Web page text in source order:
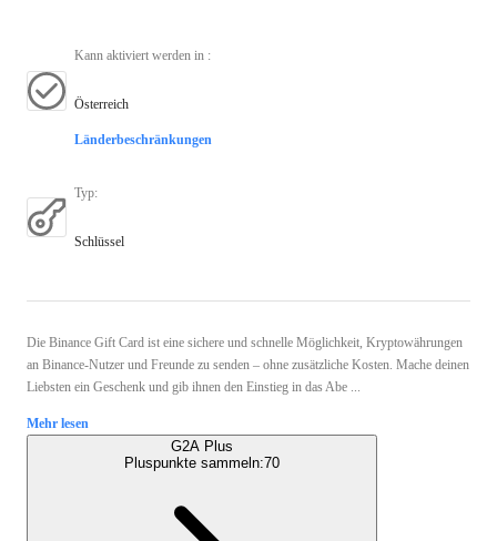
Kann aktiviert werden in :
Österreich
Länderbeschränkungen
Typ:
Schlüssel
Die Binance Gift Card ist eine sichere und schnelle Möglichkeit, Kryptowährungen
an Binance-Nutzer und Freunde zu senden – ohne zusätzliche Kosten. Mache deinen
Liebsten ein Geschenk und gib ihnen den Einstieg in das Abe ...
Mehr lesen
G2A Plus
Pluspunkte sammeln:70